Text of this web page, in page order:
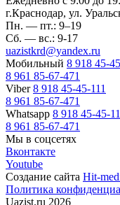
г.Краснодар, ул.
Пн. — пт.: 9–19
Сб. — вс.: 9-17
uazistkrd@yandex.ru
Мобильный 8 918 45-
8 961 85-67-471
Viber8 918 45-45-111
8 961 85-67-471
Whatsapp 8 918 45-45-
8 961 85-67-471
Мы в соцсетях
Вконтакте
Youtube
Создание сайта Hit-
Политика
Uazist.ru 2026